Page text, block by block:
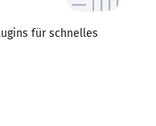
für schnelles